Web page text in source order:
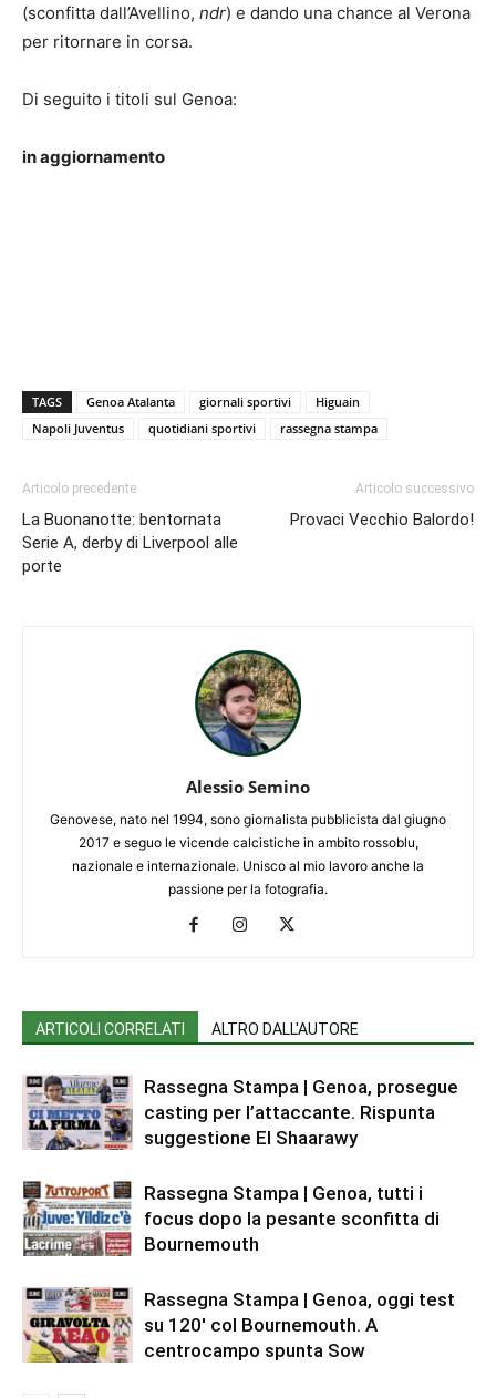
(sconfitta dall’Avellino, ndr) e dando una chance al Verona
per ritornare in corsa.
Di seguito i titoli sul Genoa:
in aggiornamento
TAGS Genoa Atalanta giornali sportivi
Higuain
Napoli Juventus
quotidiani sportivi rassegna stampa
Articolo precedente
La Buonanotte: bentornata
Serie A, derby di Liverpool alle
porte
Articolo successivo
Provaci Vecchio Balordo!
Alessio Semino
Genovese, nato nel 1994, sono giornalista pubblicista dal giugno
2017 e seguo le vicende calcistiche in ambito rossoblu,
nazionale e internazionale. Unisco al mio lavoro anche la
passione per la fotografia.
ARTICOLI CORRELATI ALTRO DALL'AUTORE
Rassegna Stampa | Genoa, prosegue
casting per l’attaccante. Rispunta
suggestione El Shaarawy
Rassegna Stampa | Genoa, tutti i
focus dopo la pesante sconfitta di
Bournemouth
Rassegna Stampa | Genoa, oggi test
su 120′ col Bournemouth. A
centrocampo spunta Sow